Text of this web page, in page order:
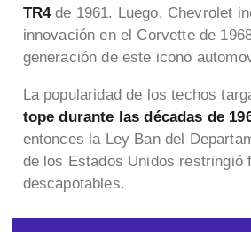
TR4de 1961. Luego, Chevrolet
innovación en el Corvette de
generación de este icono
La popularidad de los techos
tope durante las décadas de
entonces la Ley Ban del
de los Estados Unidos restringió
descapotables.